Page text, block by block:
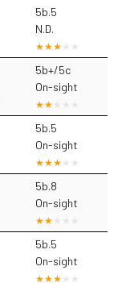
5b.5
N.D.
5b+/5c
On-sight
5b.5
On-sight
5b.8
On-sight
5b.5
On-sight